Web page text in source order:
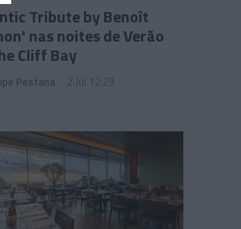
Tribute by Benoît
nas noites de Verão
Cliff Bay
Pestana 2 Jul 12:29